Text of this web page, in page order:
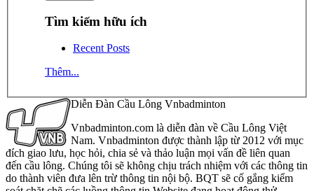
Tìm kiếm hữu ích
Recent Posts
Thêm...
Diễn Đàn Cầu Lông Vnbadminton
Vnbadminton.com là diễn đàn về Cầu Lông Việt
Nam. Vnbadminton được thành lập từ 2012 với mục
đích giao lưu, học hỏi, chia sẻ và thảo luận mọi vấn đề liên quan
đến cầu lông. Chúng tôi sẽ không chịu trách nhiệm với các thông tin
do thành viên đưa lên trừ thông tin nội bộ. BQT sẽ cố gắng kiểm